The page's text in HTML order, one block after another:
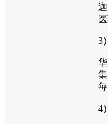
3
4